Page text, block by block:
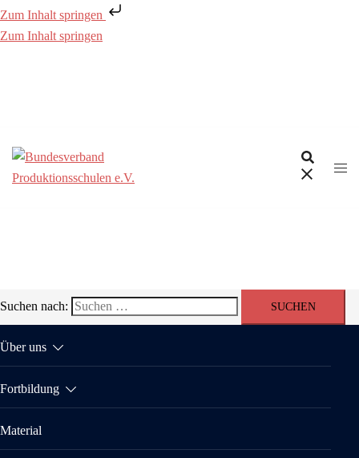
Zum Inhalt springen
Zum Inhalt springen
Suchen nach:
Über uns
Fortbildung
Material